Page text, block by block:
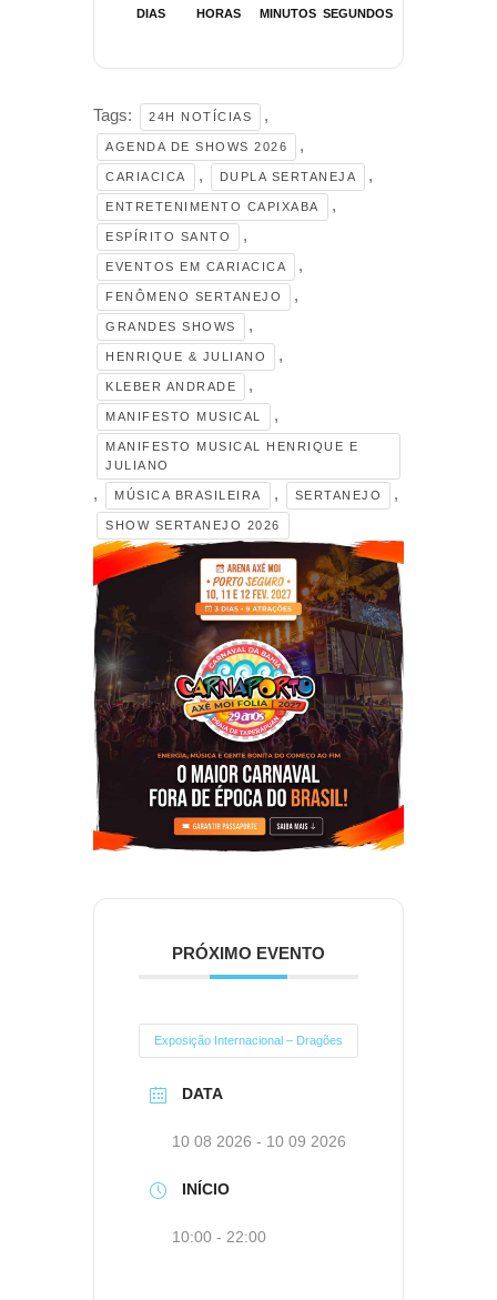
DIAS HORAS MINUTOS SEGUNDOS
Tags: 24H NOTÍCIAS ,
AGENDA DE SHOWS 2026 ,
CARIACICA , DUPLA SERTANEJA ,
ENTRETENIMENTO CAPIXABA ,
ESPÍRITO SANTO ,
EVENTOS EM CARIACICA ,
FENÔMENO SERTANEJO ,
GRANDES SHOWS ,
HENRIQUE & JULIANO ,
KLEBER ANDRADE ,
MANIFESTO MUSICAL ,
MANIFESTO MUSICAL HENRIQUE E
JULIANO
, MÚSICA BRASILEIRA , SERTANEJO ,
SHOW SERTANEJO 2026
PRÓXIMO EVENTO
Exposição Internacional – Dragões
DATA
10 08 2026 - 10 09 2026
INÍCIO
10:00 - 22:00